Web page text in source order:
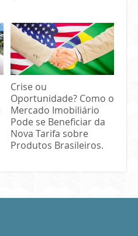
Crise ou
Oportunidade? Como o
Mercado Imobiliário
Pode se Beneficiar da
Nova Tarifa sobre
Produtos Brasileiros.